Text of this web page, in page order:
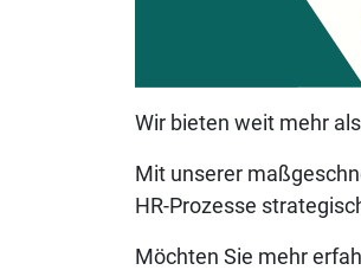
Wir bieten weit mehr
Mit unserer
HR-Prozesse
Möchten Sie mehr